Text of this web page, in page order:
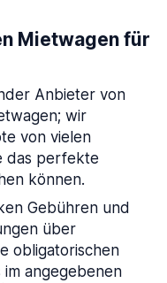
Mietwagen für
Anbieter von
wir
von vielen
das perfekte
können.
Gebühren und
über
obligatorischen
angegebenen